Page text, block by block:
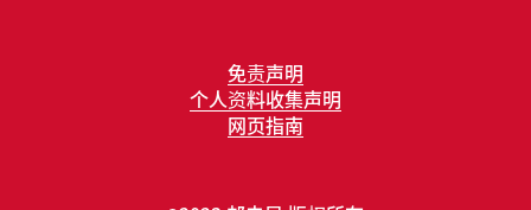
免责声明
个人资料收集声明
网页指南